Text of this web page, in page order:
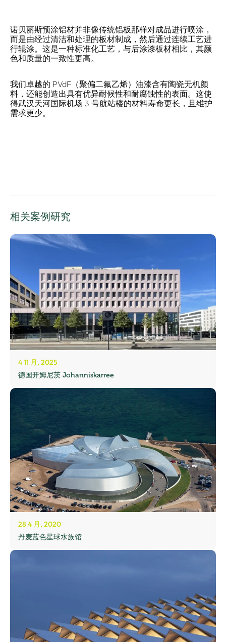
诺贝丽斯预涂铝材并非像传统铝板那样对成品进行喷涂，
而是由经过清洁和处理的板材制成，然后通过连续工艺进
行辊涂。这是一种标准化工艺，与后涂漆板材相比，其颜
色和质量的一致性更高。
我们卓越的 PVdF（聚偏二氟乙烯）油漆含有陶瓷无机颜
料，还能创造出具有优异耐候性和耐腐蚀性的表面。这使
得武汉天河国际机场 3 号航站楼的材料寿命更长，且维护
需求更少。
相关案例研究
4 11 月, 2025
德国开姆尼茨 Johanniskarree
28 4 月, 2020
丹麦蓝色星球水族馆